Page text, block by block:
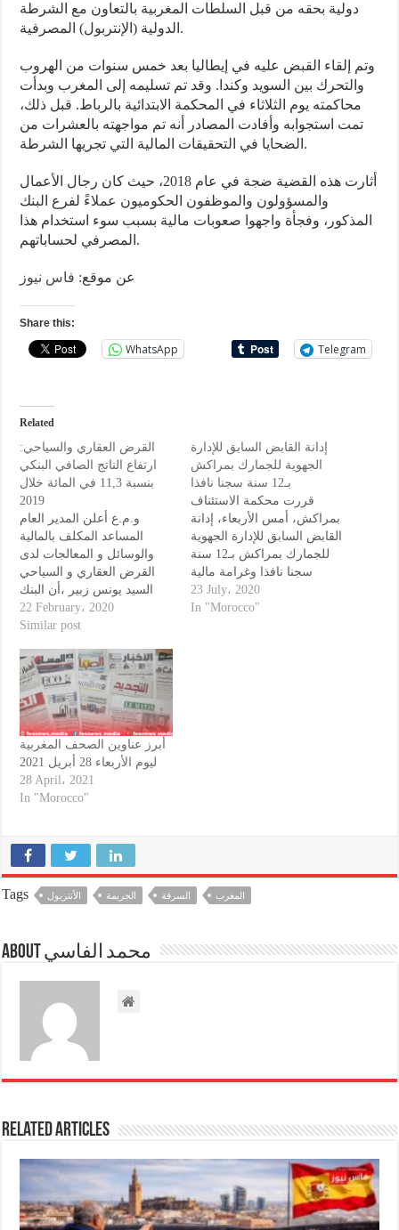
دولية بحقه من قبل السلطات المغربية بالتعاون مع الشرطة
الدولية (الإنتربول) المصرفية.
وتم إلقاء القبض عليه في إيطاليا بعد خمس سنوات من الهروب
والتحرك بين السويد وكندا. وقد تم تسليمه إلى المغرب وبدأت
محاكمته يوم الثلاثاء في المحكمة الابتدائية بالرباط. قبل ذلك،
تمت استجوابه وأفادت المصادر أنه تم مواجهته بالعشرات من
الضحايا في التحقيقات المالية التي تجريها الشرطة.
أثارت هذه القضية ضجة في عام 2018، حيث كان رجال الأعمال
والمسؤولون والموظفون الحكوميون عملاءً لفرع البنك
المذكور، وفجأة واجهوا صعوبات مالية بسبب سوء استخدام هذا
المصرفي لحساباتهم.
عن موقع: فاس نيوز
Share this:
WhatsApp Telegram
Related
القرض العقاري والسياحي:
ارتفاع الناتج الصافي البنكي
بنسبة 11,3 في المائة خلال
2019
و.م.ع أعلن المدير العام
المساعد المكلف بالمالية
والوسائل و المعالجات لدى
القرض العقاري و السياحي
السيد يونس زبير ،أن البنك
سجل ناتجا صافيا بلغ 2,5 مليار
درهم برسم سنة 2019، محققا
مقارنة مع سنة 2018. و أبرز
السيد زبير ،خلال تقديمه
النتائج السنوية لمجموعة
البنك…
22 February، 2020
Similar post
إدانة القابض السابق للإدارة
الجهوية للجمارك بمراكش
بـ12 سنة سجنا نافذا
قررت محكمة الاستئناف
بمراكش، أمس الأربعاء، إدانة
القابض السابق للإدارة الجهوية
للجمارك بمراكش بـ12 سنة
سجنا نافذا وغرامة مالية
قدرها 100 ألف درهم.و إرجاع
مبلغ 59 مليون درهم لفائدة
23 July، 2020
In "Morocco"
أبرز عناوين الصحف المغربية
ليوم الأربعاء 28 أبريل 2021
28 April، 2021
In "Morocco"
Tags الأنتربول الجريمة السرقة المغرب
About محمد الفاسي
Related Articles